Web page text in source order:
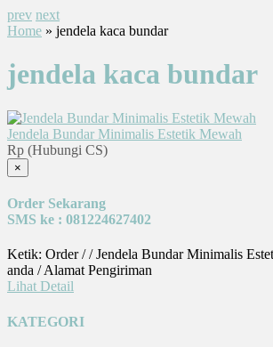
prev next
Home » jendela kaca bundar
jendela kaca bundar
Jendela Bundar Minimalis Estetik Mewah
Rp (Hubungi CS)
×
Order Sekarang
SMS ke : 081224627402
Ketik: Order / / Jendela Bundar Minimalis
anda / Alamat Pengiriman
Lihat Detail
KATEGORI